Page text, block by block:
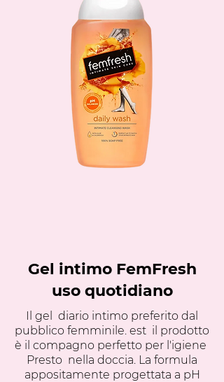
Gel intimo FemFresh
uso quotidiano
Il gel
diario intimo preferito dal
pubblico femminile. est il prodotto
è il compagno perfetto per l'igiene
Presto nella doccia. La formula
appositamente progettata a pH